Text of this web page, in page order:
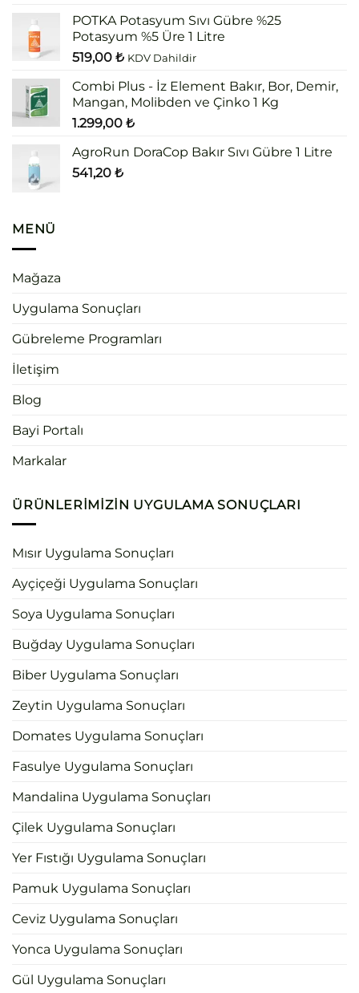
POTKA Potasyum Sıvı Gübre %25
Potasyum %5 Üre 1 Litre
519,00 ₺ KDV Dahildir
Combi Plus - İz Element Bakır, Bor, Demir,
Mangan, Molibden ve Çinko 1 Kg
1.299,00 ₺
AgroRun DoraCop Bakır Sıvı Gübre 1 Litre
541,20 ₺
MENÜ
Mağaza
Uygulama Sonuçları
Gübreleme Programları
İletişim
Blog
Bayi Portalı
Markalar
ÜRÜNLERIMIZIN UYGULAMA SONUÇLARI
Mısır Uygulama Sonuçları
Ayçiçeği Uygulama Sonuçları
Soya Uygulama Sonuçları
Buğday Uygulama Sonuçları
Biber Uygulama Sonuçları
Zeytin Uygulama Sonuçları
Domates Uygulama Sonuçları
Fasulye Uygulama Sonuçları
Mandalina Uygulama Sonuçları
Çilek Uygulama Sonuçları
Yer Fıstığı Uygulama Sonuçları
Pamuk Uygulama Sonuçları
Ceviz Uygulama Sonuçları
Yonca Uygulama Sonuçları
Gül Uygulama Sonuçları